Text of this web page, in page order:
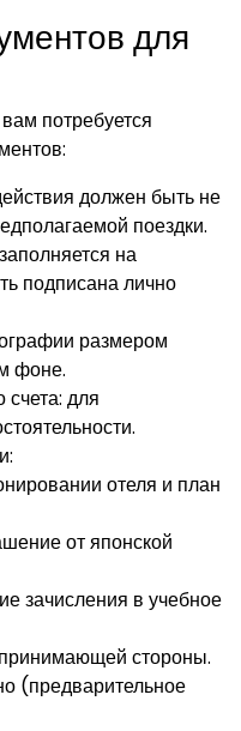
для
потребуется
должен быть не
поездки.
на
подписана лично
размером
фоне.
для
отеля и план
от японской
зачисления в учебное
стороны.
(предварительное